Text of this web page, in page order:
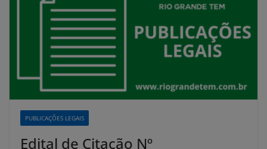
PUBLICAÇÕES LEGAIS
Edital de Citação Nº